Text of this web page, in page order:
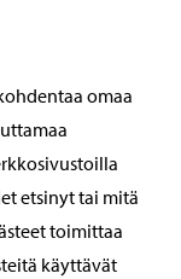
omaa
etsinyt tai mitä
toimittaa
käyttävät